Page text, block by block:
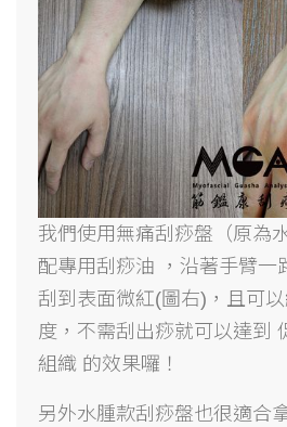
我們使用無痛刮痧盤（原為
配專用刮痧油 ，沿著手臂一
刮到表面微紅(圖右)，且可
度，不需刮出痧就可以達到
組織 的效果囉！
另外水腫款刮痧盤也很適合